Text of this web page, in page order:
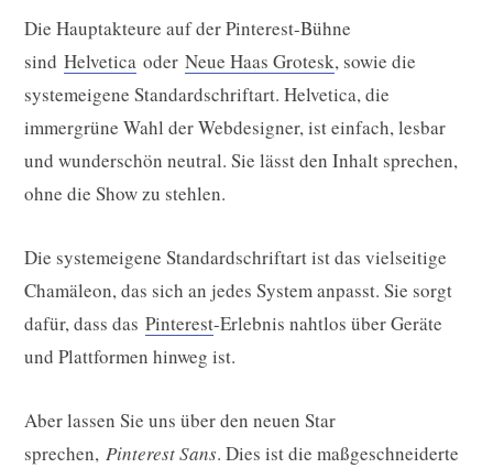
Die Hauptakteure auf der Pinterest-Bühne
sind Helvetica oder Neue Haas Grotesk, sowie die
systemeigene Standardschriftart. Helvetica, die
immergrüne Wahl der Webdesigner, ist einfach, lesbar
und wunderschön neutral. Sie lässt den Inhalt sprechen,
ohne die Show zu stehlen.
Die systemeigene Standardschriftart ist das vielseitige
Chamäleon, das sich an jedes System anpasst. Sie sorgt
dafür, dass das Pinterest-Erlebnis nahtlos über Geräte
und Plattformen hinweg ist.
Aber lassen Sie uns über den neuen Star
sprechen, Pinterest Sans. Dies ist die maßgeschneiderte